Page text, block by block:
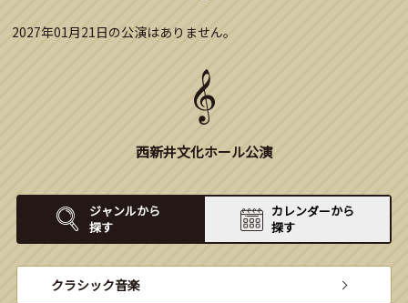
2027年01月21日の公演はありません。
西新井文化ホール公演
ジャンルから
探す
カレンダーから
探す
クラシック音楽